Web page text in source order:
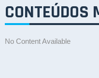
No Content Available